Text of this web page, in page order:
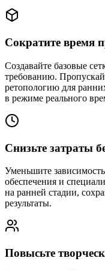
Сократите время
Создавайте базовые
требованию.
ретопологию для
в режиме реального
Снизьте затраты
Уменьшите
обеспечения и
на ранней стадии,
результаты.
Повысьте